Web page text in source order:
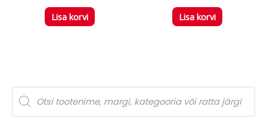
Lisa korvi Lisa korvi
P
d